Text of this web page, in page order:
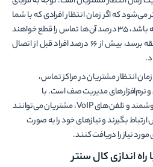
می‌شود که اگر زمان انتظار افرادی که با شما
تماس می‌گیرند، بیش از یک دقیقه باشد، 35 درصد آن‌ها تماس را قطع خواهند
کرد. این زمان اگر به حدود سه دقیقه برسد، بیش از 66 درصد افراد قبل از اتصال
انتظار مشتریان در مراکز تماس،
و نرم‌افزارهای مدیریت صف است. با
بهره‌گیری از سیستم‌های تلفنی هوشمند و تلفن‌های VoIP، مشتریان می‌توانند
بگیرند و نیازهای خود را به صورت
نیاز را دریافت کنند.
راه اندازی کال سنتر